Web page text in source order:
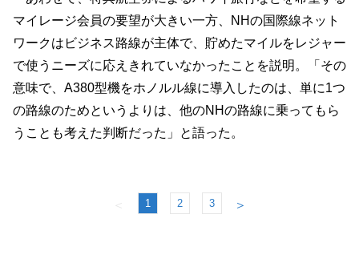
マイレージ会員の要望が大きい一方、NHの国際線ネット
ワークはビジネス路線が主体で、貯めたマイルをレジャー
で使うニーズに応えきれていなかったことを説明。「その
意味で、A380型機をホノルル線に導入したのは、単に1つ
の路線のためというよりは、他のNHの路線に乗ってもら
うことも考えた判断だった」と語った。
＜ 1 2 3 ＞